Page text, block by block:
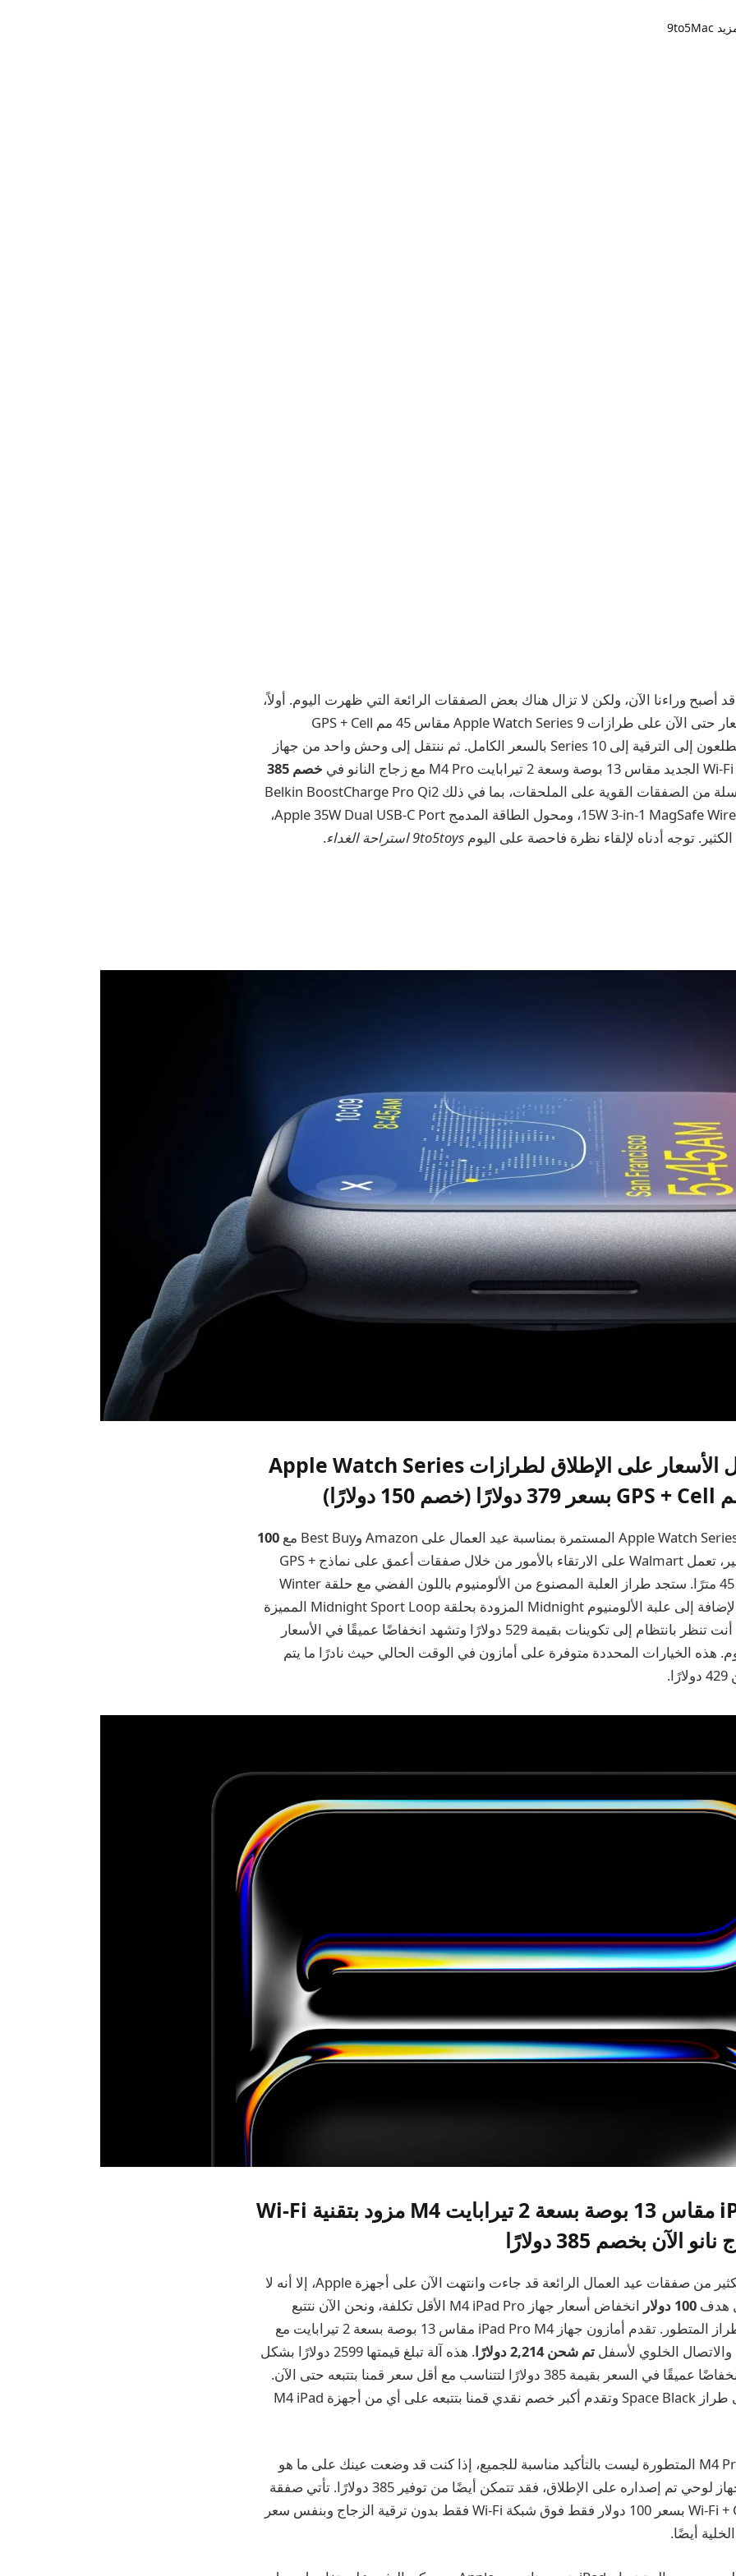
أصبح وراءنا الآن، ولكن لا تزال هناك بعض الصفقات الرائعة التي ظهرت اليوم. أولاً،
لدينا أحد أفضل الأسعار حتى الآن على طرازات Apple Watch Series 9 مقاس 45 مم GPS + Cell
للأشخاص الذين لا يتطلعون إلى الترقية إلى Series 10 بالسعر الكامل. ثم ننتقل إلى وحش واحد من جهاز
خصم 385
إلى جانب سلسلة من الصفقات القوية على الملحقات، بما في ذلك Belkin BoostCharge Pro Qi2
15W 3-in-1 MagSafe Wireless Charging Pad، ومحول الطاقة المدمج Apple 35W Dual USB-C Port،
9to5toys استراحة الغداء
.
إليك أحد أفضل الأسعار على الإطلاق لطرازات Apple Watch Series
100
في مجال التوفير، تعمل Walmart على الارتقاء بالأمور من خلال صفقات أعمق على نماذج GPS +
Cell التي يبلغ طولها 45 مترًا. ستجد طراز العلبة المصنوع من الألومنيوم باللون الفضي مع حلقة Winter
. أنت تنظر بانتظام إلى تكوينات بقيمة 529 دولارًا وتشهد انخفاضًا عميقًا في الأسعار
اليوم. هذه الخيارات المحددة متوفرة على أمازون في الوقت الحالي حيث نادرًا ما يتم
جهاز iPad Pro مقاس 13 بوصة بسعة 2 تيرابايت M4 مزود بتقنية Wi-Fi
الآن بخصم 385 دولارًا
على الرغم من أن الكثير من صفقات عيد العمال الرائعة قد جاءت وانتهت الآن على أجهزة Apple، إلا أنه لا
هدف 100 دولار
انخفاض أسعار جهاز M4 iPad Pro الأقل تكلفة، ونحن الآن نتتبع
صفقة كبيرة على الطراز المتطور. تقدم أمازون جهاز iPad Pro M4 مقاس 13 بوصة بسعة 2 تيرابايت مع
والاتصال الخلوي لأسفل تم شحن 2,214 دولارًا
. هذه آلة تبلغ قيمتها 2599 دولارًا بشكل
منتظم وتشهد الآن انخفاضًا عميقًا في السعر بقيمة 385 دولارًا لتتناسب مع أقل سعر قمنا بتتبعه حتى الآن.
صفقة اليوم هي على طراز Space Black وتقدم أكبر خصم نقدي قمنا بتتبعه على أي من أجهزة M4 iPad
في حين أن أجهزة M4 Pro المتطورة ليست بالتأكيد مناسبة للجميع، إذا كنت قد وضعت عينك على ما هو
على الأرجح أفضل جهاز لوحي تم إصداره على الإطلاق، فقد تتمكن أيضًا من توفير 385 دولارًا. تأتي صفقة
اليوم على طراز Wi-Fi + Cell بسعر 100 دولار فقط فوق شبكة Wi-Fi فقط بدون ترقية الزجاج وبنفس سعر
أيضًا.